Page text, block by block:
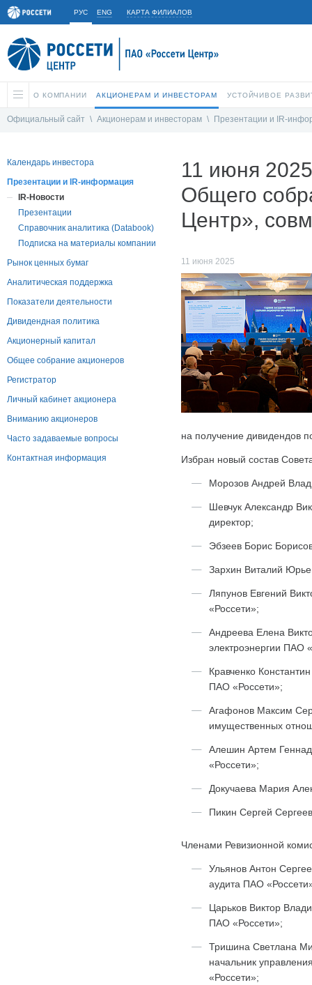
РУС ENG КАРТА ФИЛИАЛОВ
О КОМПАНИИ АКЦИОНЕРАМ И ИНВЕСТОРАМ УСТОЙЧИВОЕ
Официальный сайт \ Акционерам и инвесторам \ Презентации и IR-
Календарь инвестора
Презентации и IR-информация
IR-Новости
Презентации
Справочник аналитика (Databook)
Подписка на материалы компании
Рынок ценных бумаг
Аналитическая поддержка
Показатели деятельности
Дивидендная политика
Акционерный капитал
Общее собрание акционеров
Регистратор
Личный кабинет акционера
Вниманию акционеров
Часто задаваемые вопросы
Контактная информация
11 июня
Общего
Центр»,
11 июня 2025
на получение дивидендов
Избран новый состав
Морозов Андрей
Шевчук Александр
директор;
Эбзеев Борис
Зархин Виталий
Ляпунов Евгений
«Россети»;
Андреева Елена
электроэнергии ПАО
Кравченко
ПАО «Россети»;
Агафонов Максим
имущественных
Алешин Артем
«Россети»;
Докучаева Мария
Пикин Сергей
Членами Ревизионной
Ульянов Антон
аудита ПАО
Царьков Виктор
ПАО «Россети»;
Тришина Светлана
начальник
«Россети»;